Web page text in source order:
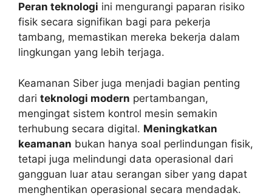
Peran teknologi ini mengurangi paparan risiko
fisik secara signifikan bagi para pekerja
tambang, memastikan mereka bekerja dalam
lingkungan yang lebih terjaga.
Keamanan Siber juga menjadi bagian penting
dari teknologi modern pertambangan,
mengingat sistem kontrol mesin semakin
terhubung secara digital. Meningkatkan
keamanan bukan hanya soal perlindungan fisik,
tetapi juga melindungi data operasional dari
gangguan luar atau serangan siber yang dapat
menghentikan operasional secara mendadak.